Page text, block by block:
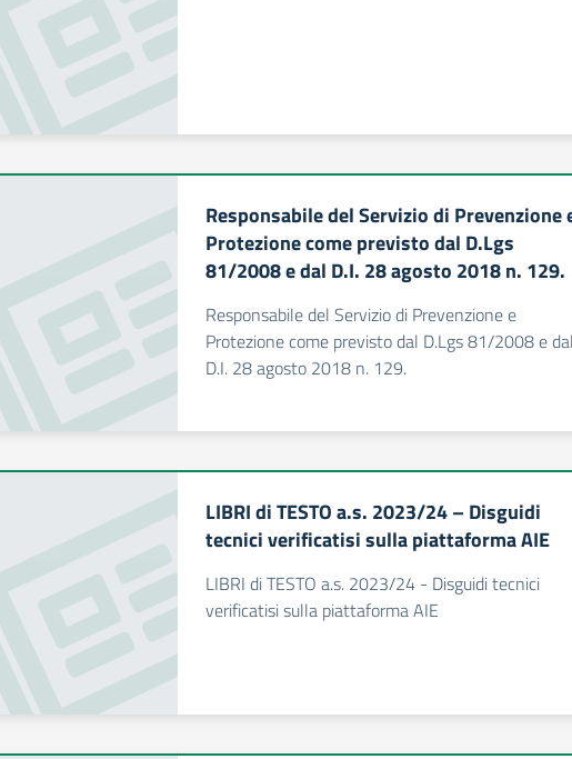
Responsabile del Servizio di Prevenzione
Protezione come previsto dal D.Lgs
81/2008 e dal D.I. 28 agosto 2018 n. 129.
Responsabile del Servizio di Prevenzione e
Protezione come previsto dal D.Lgs 81/2008 e dal
D.I. 28 agosto 2018 n. 129.
LIBRI di TESTO a.s. 2023/24 – Disguidi
tecnici verificatisi sulla piattaforma AIE
LIBRI di TESTO a.s. 2023/24 - Disguidi tecnici
verificatisi sulla piattaforma AIE